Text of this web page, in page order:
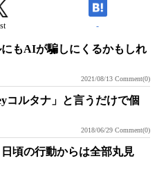
-
もAIが騙しにくるかもしれ
2021/08/13 Comment(0)
コルタナ」と言うだけで個
2018/06/29 Comment(0)
頃の行動からは全部丸見